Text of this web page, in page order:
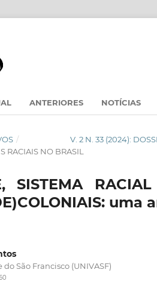
ANTERIORES NOTÍCIAS
/ V. 2 N. 33 (2024):
RACIAIS NO BRASIL
SISTEMA
São Francisco (UNIVASF)